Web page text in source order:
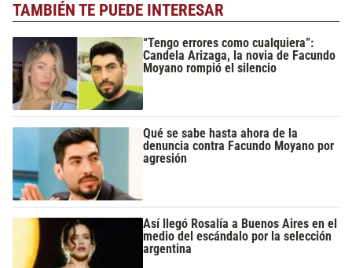
TAMBIÉN TE PUEDE INTERESAR
“Tengo errores como cualquiera”:
Candela Arizaga, la novia de Facundo
Moyano rompió el silencio
Qué se sabe hasta ahora de la
denuncia contra Facundo Moyano por
agresión
Así llegó Rosalía a Buenos Aires en el
medio del escándalo por la selección
argentina